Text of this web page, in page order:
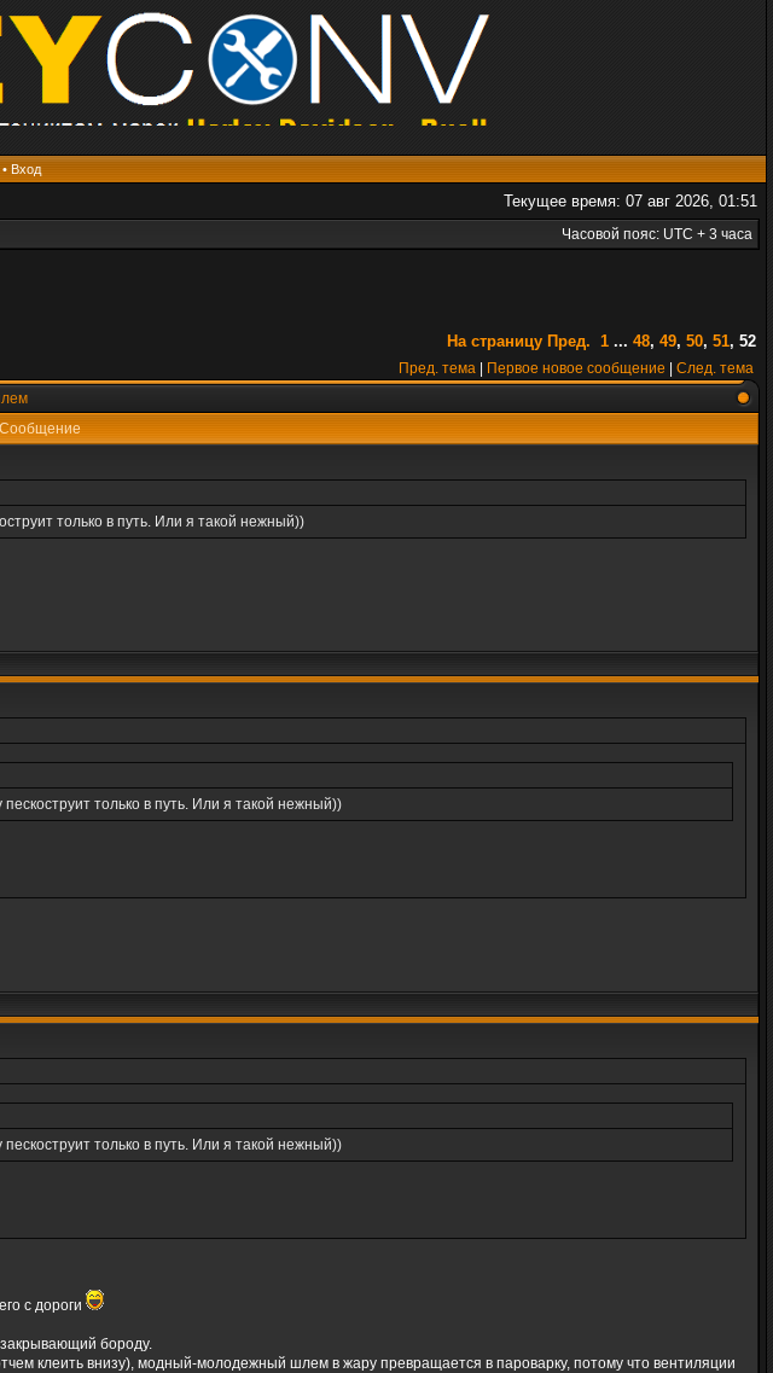
• Вход
Текущее время: 07 авг 2026, 01:51
Часовой пояс: UTC + 3 часа
На страницу Пред. 1 ... 48, 49, 50, 51, 52
Пред. тема Первое новое сообщение
След. тема
Сообщение
только в путь. Или я такой нежный))
только в путь. Или я такой нежный))
только в путь. Или я такой нежный))
с дороги
бороду.
клеить внизу), модный-молодежный шлем в жару превращается в пароварку, потому что вентиляции